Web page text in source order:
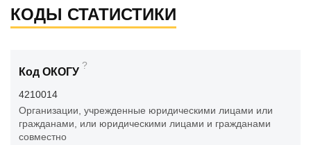
КОДЫ СТАТИСТИКИ
Код ОКОГУ
?
4210014
Организации, учрежденные юридическими лицами или
гражданами, или юридическими лицами и гражданами
совместно